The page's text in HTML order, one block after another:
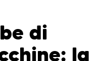
di
la